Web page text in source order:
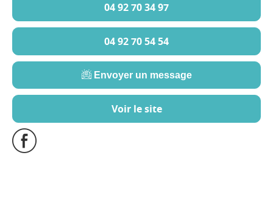
04 92 70 34 97
04 92 70 54 54
Envoyer un message
Voir le site